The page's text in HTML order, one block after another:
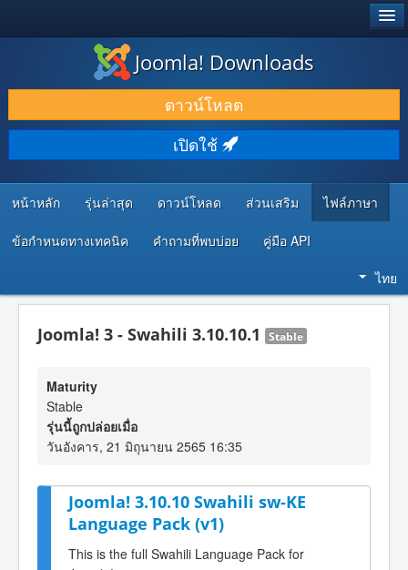
ดาวน์โหลด & ส่วนเสริม
ค้นคว้า & เรียนรู้
ชุมชน & สนับสนุน
ทรัพยากรสำหรับนักพัฒนา
Joomla! Downloads
ดาวน์โหลด
เปิดใช้
หน้าหลัก รุ่นล่าสุด ดาวน์โหลด ส่วนเสริม ไฟล์ภาษา
ข้อกำหนดทางเทคนิค คำถามที่พบบ่อย คู่มือ API
ไทย
Joomla! 3 - Swahili 3.10.10.1 Stable
Maturity
Stable
รุ่นนี้ถูกปล่อยเมื่อ
วันอังคาร, 21 มิถุนายน 2565 16:35
Joomla! 3.10.10 Swahili sw-KE
Language Pack (v1)
This is the full Swahili Language Pack for